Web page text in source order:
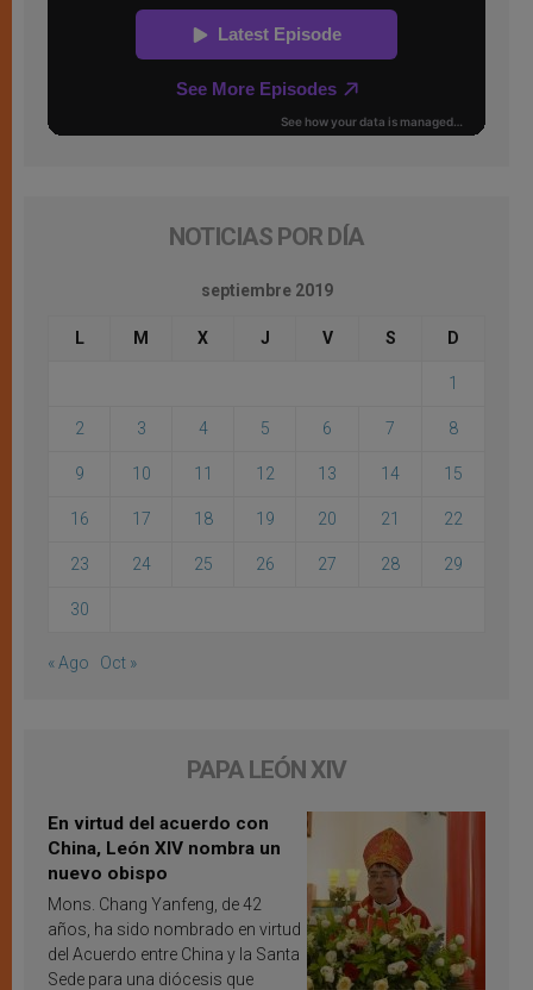
NOTICIAS POR DÍA
septiembre 2019
L M X J V S D
1
2 3 4 5 6 7 8
9 10 11 12 13 14 15
16 17 18 19 20 21 22
23 24 25 26 27 28 29
30
« Ago Oct »
PAPA LEÓN XIV
En virtud del acuerdo con
China, León XIV nombra un
nuevo obispo
Mons. Chang Yanfeng, de 42
años, ha sido nombrado en virtud
del Acuerdo entre China y la Santa
Sede para una diócesis que